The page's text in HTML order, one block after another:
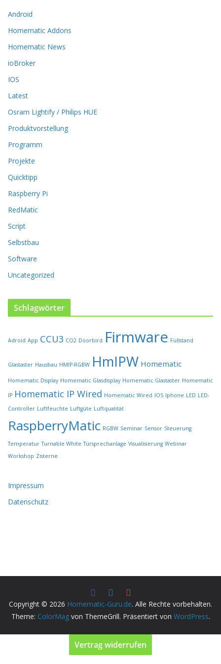
k
n
n
n
a
f
d
e
r
r
o
u
k
s
e
i
t
g
e
l
d
e
Android
Homematic Addons
Homematic News
ioBroker
IOS
Latest
Osram Lightify / Philips HUE
Produktvorstellung
Programm
Projekte
Quicktipp
Raspberry Pi
RedMatic
Script
Selbstbau
Software
Uncategorized
Schlagwörter
Adroid App CCU3 CO2 Doorbird Firmware Füllstand
Glastaster Hausbau HMIP-RGBW HmIPW Homematic
Homematic Display Homematic Glasdisplay Homematic Glastaster Homematic
IP Homematic IP Wired Homematic Wired IOS Iphone LED LED-
Controller Luftfeuchte Luftgüte Luftqualität
RaspberryMatic RGBW Seminar Sensor Steuerung
Temperatur Turnable White Türsprechanlage Visualisierung Webinar
Workshop Zisterne
Impressum
Datenschutz
Copyright © 2026 Homematic-Guru.de. Alle Rechte vorbehalten.
Theme: ColorMagvon ThemeGrill. Präsentiert von WordPress.
Vertrag widerrufen